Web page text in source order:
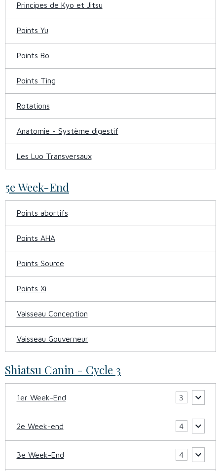
Principes de Kyo et Jitsu
Points Yu
Points Bo
Points Ting
Rotations
Anatomie - Système digestif
Les Luo Transversaux
5e Week-End
Points abortifs
Points AHA
Points Source
Points Xi
Vaisseau Conception
Vaisseau Gouverneur
Shiatsu Canin - Cycle 3
1er Week-End 3
2e Week-end 4
3e Week-End 4